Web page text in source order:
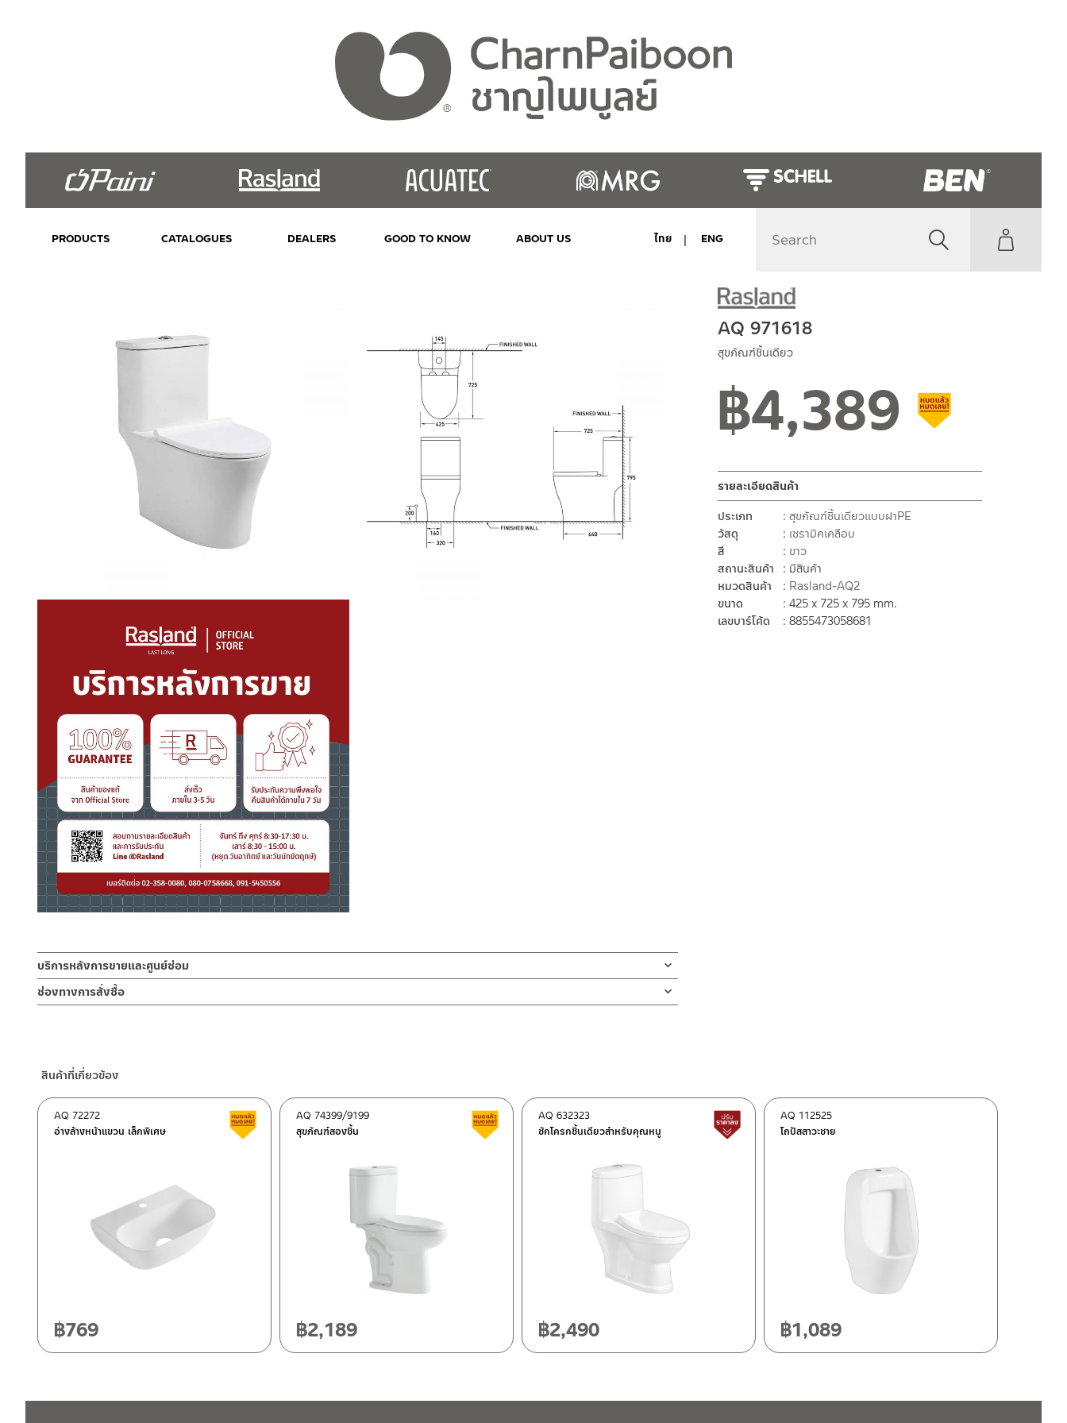
PRODUCTS CATALOGUES DEALERS GOOD TO KNOW ABOUT US ไทย ENG
AQ 971618
สุขภัณฑ์ชิ้นเดียว
฿4,389
รายละเอียดสินค้า
ประเภท
สุขภัณฑ์ชิ้นเดียวแบบฝาPE
วัสดุ
เซรามิคเคลือบ
สี
ขาว
สถานะสินค้า
มีสินค้า
หมวดสินค้า
Rasland-AQ2
ขนาด
425 x 725 x 795 mm.
เลขบาร์โค้ด
8855473058681
บริการหลังการขายและศูนย์ซ่อม
ช่องทางออนไลน์
– Email: contact@charnpaiboon.com
662/61-62 ถนน พระราม3 แขวงบางโพงพาง เขตยานนาวา กรุงเทพฯ 10120
โทร: 02-358-0080 / 080-075-8668 / 091-545-0556
ศูนย์บริการและอะไหล่เชียงใหม่
โทร: 080-075-2626
วันเสาร์ เวลา 8:30-15:00 น.
ช่องทางการสั่งซื้อ
–Lazada
ติดต่อพนักงานขาย / Contact Sales Staff
โทร: 02-285-5795
สินค้าที่เกี่ยวข้อง
อ่างล้างหน้าแขวน เล็กพิเศษ
AQ 72272 สินค้าลดราคา เคลียร์สต็อก
฿769
สุขภัณฑ์สองชิ้น
AQ 74399/9199 สินค้าลดราคา เคลียร์สต็อก
฿2,189
ชักโครกชิ้นเดียวสำหรับคุณหนู
AQ 632323 สินค้าปรับราคาลดลง
฿2,490
โถปัสสาวะชาย
AQ 112525
฿1,089